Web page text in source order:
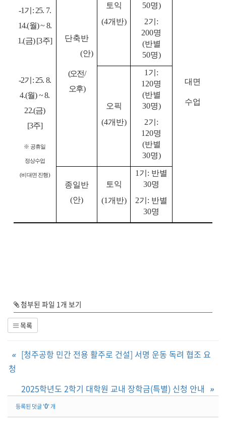
-1기 : 25. 7.
14.(월) ~ 8.
1.(금) [3주]
-2기 : 25. 8.
4.(월) ~ 8.
22.(금)
[3주]
※ 공휴일
정상수업
(비대면 진행)
단축반
(안)
(오전/
오후)
토익
(4개반)
50명)
2기 :
200명
(반별
50명)
대면
수업
오픽
(4개반)
1 기 :
120명
(반별
30명)
2기 :
120명
(반별
30명)
종일반
(안)
토익
(1 개반)
1 기 : 반별
30명
2기 : 반별
30명
첨부된 파일 1개 보기
목록
« [청주공항 민간 전용 활주로 건설] 서명 운동 독려 협조 요
청
2025학년도 2학기 대학원 교내 장학금(특별) 신청 안내 »
등록된 덧글 '0' 개